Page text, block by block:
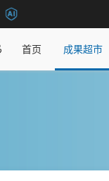
首页 成果超市